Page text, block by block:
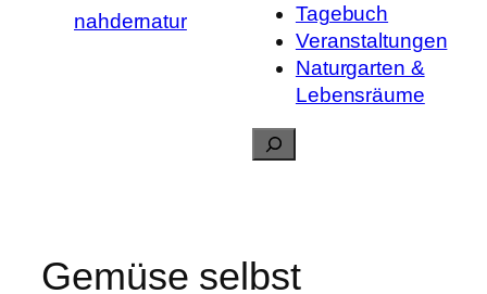
nahdernatur
Tagebuch
Veranstaltungen
Naturgarten &
Lebensräume
Suchen
Gemüse selbst